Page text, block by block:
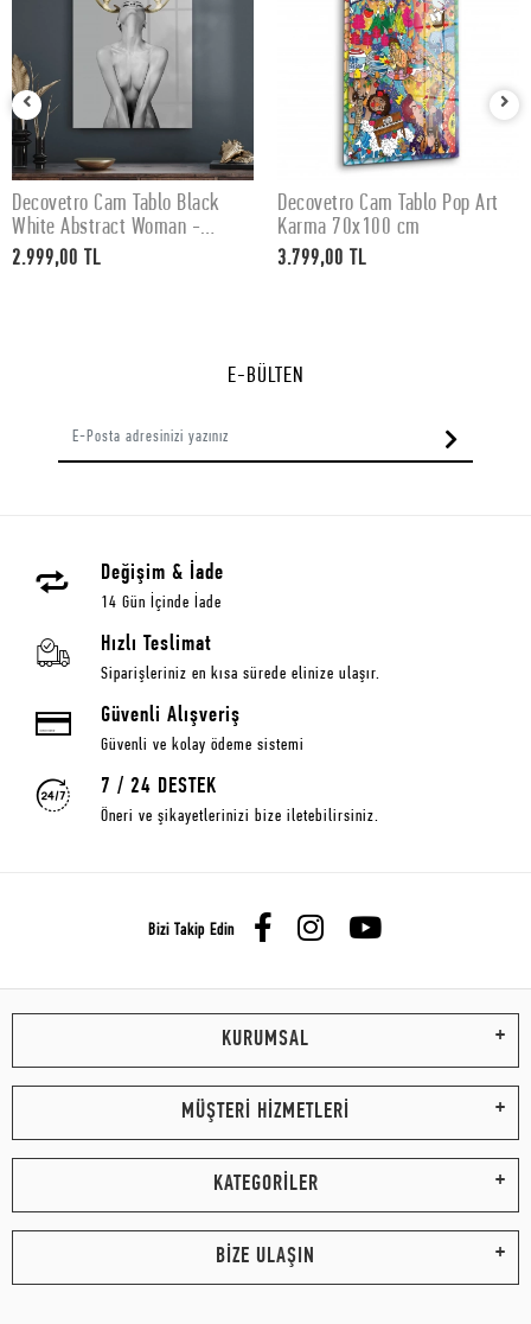
SEPETE EKLE
Decovetro Cam Tablo Black
White Abstract Woman -
50x70 cm
2.999,00 TL
SEPETE EKLE
Decovetro Cam Tablo Pop Art
Karma 70x100 cm
3.799,00 TL
E-BÜLTEN
Değişim & İade
14 Gün İçinde İade
Hızlı Teslimat
Siparişleriniz en kısa sürede elinize ulaşır.
Güvenli Alışveriş
Güvenli ve kolay ödeme sistemi
7 / 24 DESTEK
Öneri ve şikayetlerinizi bize iletebilirsiniz.
Bizi Takip Edin
KURUMSAL
MÜŞTERİ HİZMETLERİ
KATEGORİLER
BİZE ULAŞIN